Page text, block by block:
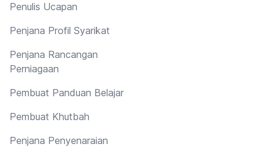
Penulis Ucapan
Penjana Profil Syarikat
Penjana Rancangan
Perniagaan
Pembuat Panduan Belajar
Pembuat Khutbah
Penjana Penyenaraian